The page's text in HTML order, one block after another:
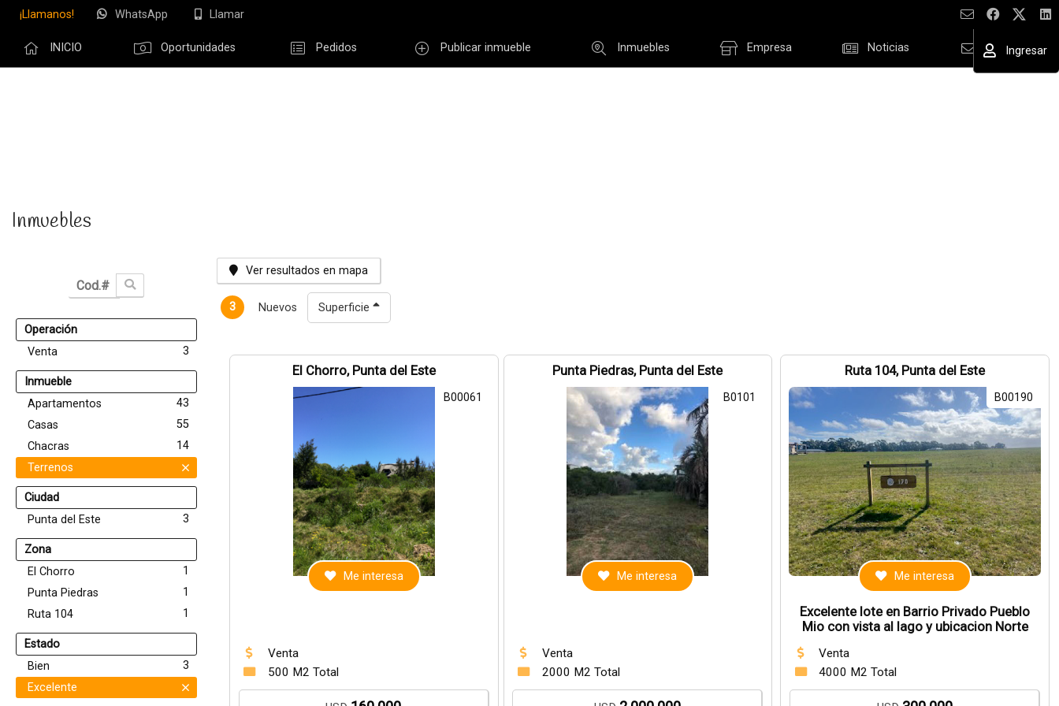
¡Llamanos! WhatsApp Llamar
Usuario Ingresar
INICIO Oportunidades Pedidos Publicar inmueble Inmuebles Empresa Noticias Contacto
Inmuebles
Operación
Venta
3
Inmueble
Apartamentos
43
Casas
55
Chacras
14
Terrenos
Ciudad
Punta del Este
3
Zona
El Chorro
1
Punta Piedras
1
Ruta 104
1
Estado
Bien
3
Excelente
Ver resultados en mapa
3 Nuevos Superficie
El Chorro, Punta del Este
B00061
Me interesa
Venta
500 M2 Total
Punta Piedras, Punta del Este
B0101
Me interesa
Venta
2000 M2 Total
Ruta 104, Punta del Este
B00190
Me interesa
Excelente lote en Barrio Privado Pueblo
Mio con vista al lago y ubicacion Norte
Venta
4000 M2 Total